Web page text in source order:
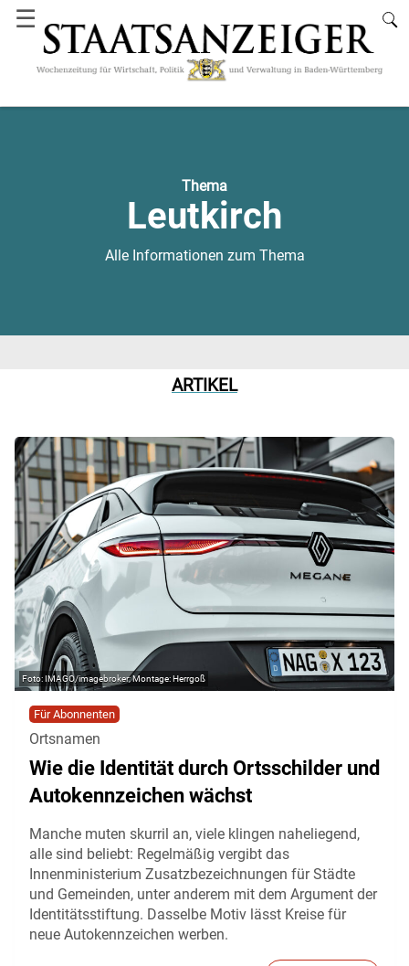
☰
Thema
Leutkirch
Alle Informationen zum Thema
ARTIKEL
IMAGO/imagebroker; Montage: Herrgoß
Für Abonnenten
Ortsnamen
Wie die Identität durch Ortsschilder und
Autokennzeichen wächst
Manche muten skurril an, viele klingen naheliegend,
alle sind beliebt: Regelmäßig vergibt das
Innenministerium Zusatzbezeichnungen für Städte
und Gemeinden, unter anderem mit dem Argument der
Identitätsstiftung. Dasselbe Motiv lässt Kreise für
neue Autokennzeichen werben.